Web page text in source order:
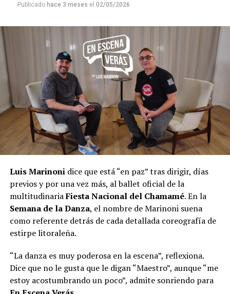
Publicado hace 3 meses el 02/05/2026
Luis Marinonidice que está “en paz” tras dirigir, días
previos y por una vez más, al ballet oficial de la
multitudinariaFiesta Nacional del Chamamé. En la
Semana de la Danza, el nombre de Marinoni suena
como referente detrás de cada detallada coreografía de
estirpe litoraleña.
“La danza es muy poderosa en la escena”, reflexiona.
Dice que no le gusta que le digan “Maestro”, aunque “me
estoy acostumbrando un poco”, admite sonriendo para